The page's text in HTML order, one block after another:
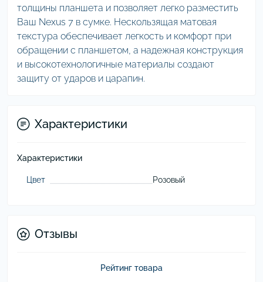
толщины планшета и позволяет легко разместить
Ваш Nexus 7 в сумке. Нескользящая матовая
текстура обеспечивает легкость и комфорт при
обращении с планшетом, а надежная конструкция
и высокотехнологичные материалы создают
защиту от ударов и царапин.
Характеристики
Характеристики
Цвет Розовый
Отзывы
Рейтинг товара